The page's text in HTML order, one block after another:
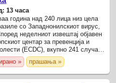
13 часа
година над 240 лица низ цела
со Западнонилскиот вирус,
неделниот извештај објавен
центар за превенција и
(ECDC), вкупно 241 случај
се пријавени од почетокот
» прашања »